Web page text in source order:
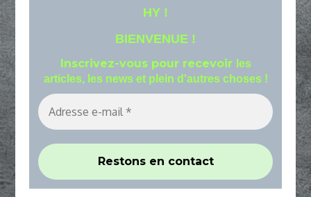
HY !
BIENVENUE !
Inscrivez-vous pour recevoir les
articles, les news et plein d'autres choses !